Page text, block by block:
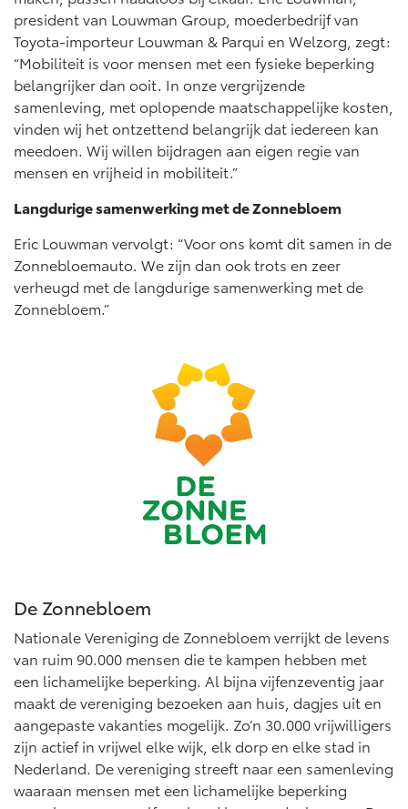
Vanaf € 46.301,- Vanaf € 56.570,-
Land Cruiser (excl. BTW)
Vanaf € 89.986,-
president van Louwman Group, moederbedrijf van
Toyota-importeur Louwman & Parqui en Welzorg, zegt:
“Mobiliteit is voor mensen met een fysieke beperking
belangrijker dan ooit. In onze vergrijzende
samenleving, met oplopende maatschappelijke kosten,
vinden wij het ontzettend belangrijk dat iedereen kan
meedoen. Wij willen bijdragen aan eigen regie van
mensen en vrijheid in mobiliteit.”
Langdurige samenwerking met de Zonnebloem
Eric Louwman vervolgt: “Voor ons komt dit samen in de
Zonnebloemauto. We zijn dan ook trots en zeer
verheugd met de langdurige samenwerking met de
Zonnebloem.”
De Zonnebloem
Nationale Vereniging de Zonnebloem verrijkt de levens
van ruim 90.000 mensen die te kampen hebben met
een lichamelijke beperking. Al bijna vijfenzeventig jaar
maakt de vereniging bezoeken aan huis, dagjes uit en
aangepaste vakanties mogelijk. Zo’n 30.000 vrijwilligers
zijn actief in vrijwel elke wijk, elk dorp en elke stad in
Nederland. De vereniging streeft naar een samenleving
waaraan mensen met een lichamelijke beperking